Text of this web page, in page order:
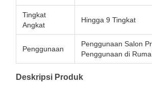
Tingkat
Angkat
Hingga 9 Tingkat
Penggunaan
Penggunaan Salon
Penggunaan di
Deskripsi Produk